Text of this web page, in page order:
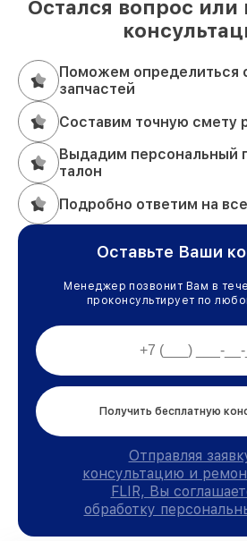
Остался вопрос
Поможем определиться
запчастей
Составим точную смету
Выдадим персональный
талон
Подробно ответим на
Оставьте Ваши
Менеджер позвонит Вам в
проконсультирует по
Получить бесплатную
Отправляя
консультацию и
FLIR, Вы
обработку